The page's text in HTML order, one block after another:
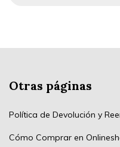
Otras páginas
Política de Devolución y
Cómo Comprar en